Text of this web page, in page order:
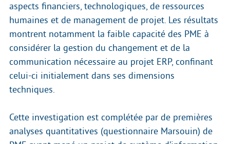
aspects financiers, technologiques, de ressources
humaines et de management de projet. Les résultats
montrent notamment la faible capacité des PME à
considérer la gestion du changement et de la
communication nécessaire au projet ERP, confinant
celui-ci initialement dans ses dimensions
techniques.
Cette investigation est complétée par de premières
analyses quantitatives (questionnaire Marsouin) de